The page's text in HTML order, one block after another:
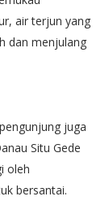
air terjun yang
dan menjulang
juga
Situ Gede
oleh
bersantai.